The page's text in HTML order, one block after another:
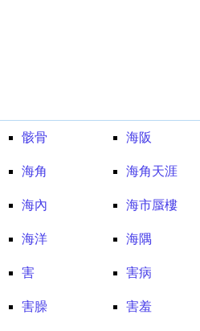
骸骨 海阪
海角 海角天涯
海內 海市蜃樓
海洋 海隅
害 害病
害臊 害羞